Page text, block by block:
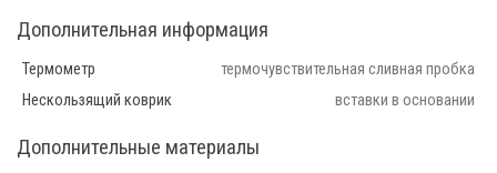
Дополнительная информация
Термометр
термочувствительная сливная пробка
Нескользящий коврик
вставки в основании
Дополнительные материалы